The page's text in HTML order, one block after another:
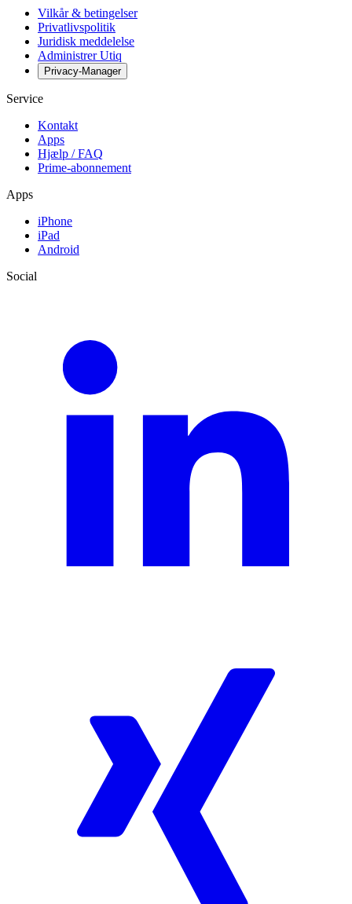
Vilkår & betingelser
Privatlivspolitik
Juridisk meddelelse
Administrer Utiq
Privacy-Manager
Service
Kontakt
Apps
Hjælp / FAQ
Prime-abonnement
Apps
iPhone
iPad
Android
Social